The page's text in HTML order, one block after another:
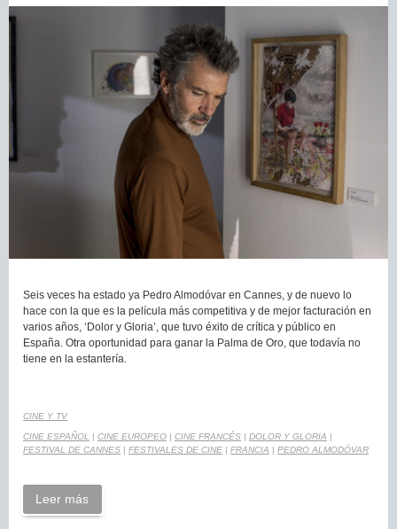
Seis veces ha estado ya Pedro Almodóvar en Cannes, y de nuevo lo
hace con la que es la película más competitiva y de mejor facturación en
varios años, ‘Dolor y Gloria’, que tuvo éxito de crítica y público en
España. Otra oportunidad para ganar la Palma de Oro, que todavía no
tiene en la estantería.
CINE Y TV
CINE ESPAÑOL | CINE EUROPEO | CINE FRANCÉS | DOLOR Y GLORIA |
FESTIVAL DE CANNES | FESTIVALES DE CINE | FRANCIA | PEDRO ALMODÓVAR
Leer más